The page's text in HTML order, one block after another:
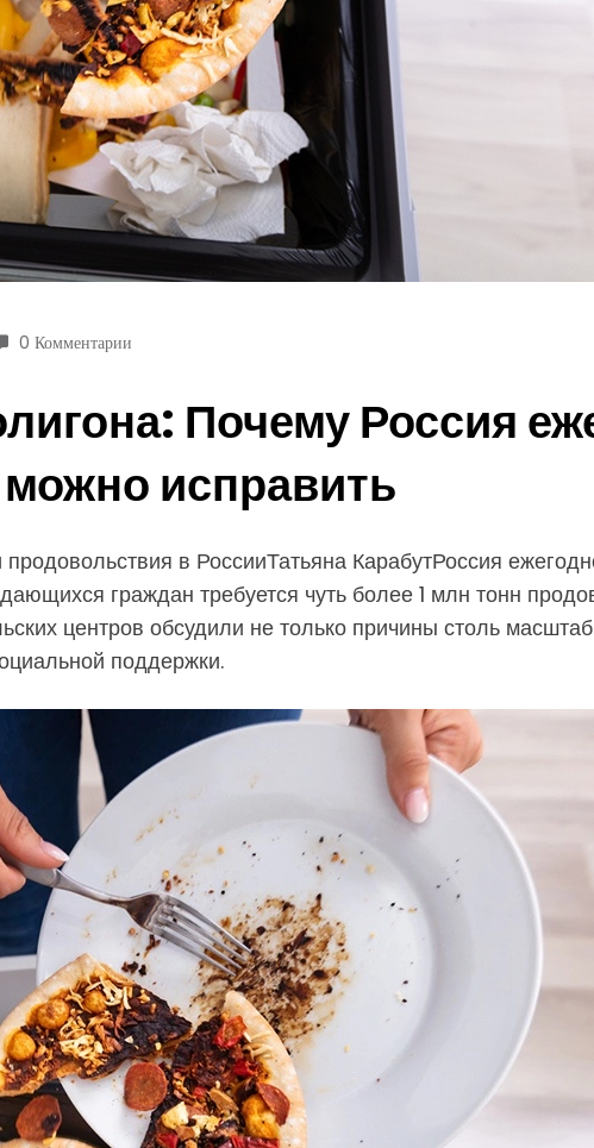
0 Комментарии
Почему Россия
исправить
в РоссииТатьяна КарабутРоссия
граждан требуется чуть более 1 млн тонн
центров обсудили не только причины столь
поддержки.